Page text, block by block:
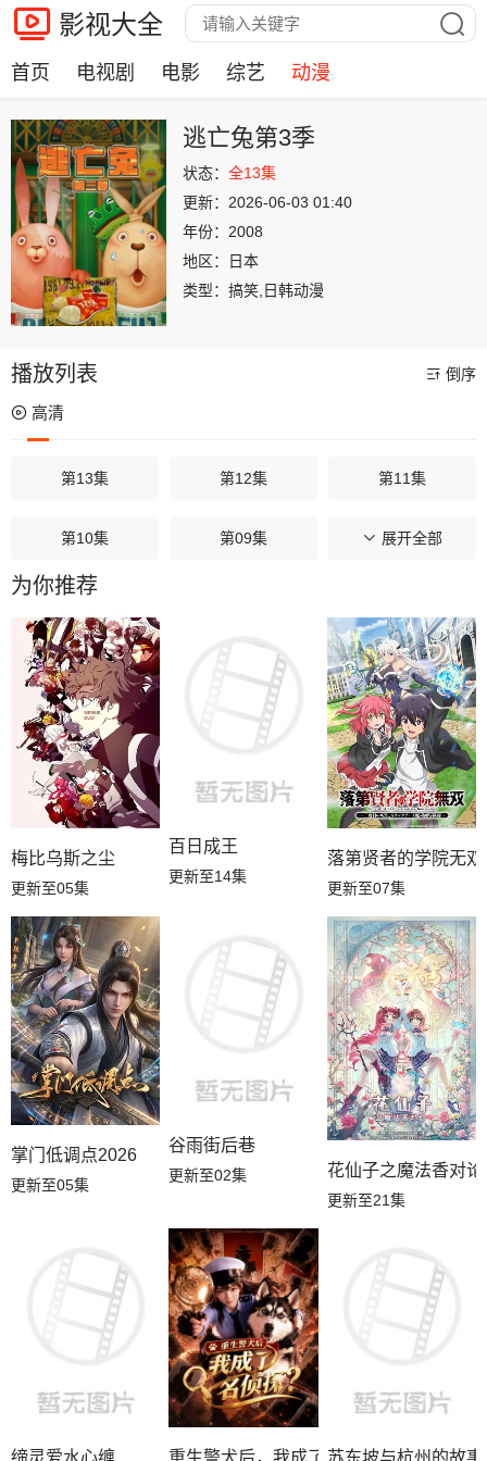
影视大全
首页 电视剧 电影 综艺 动漫
逃亡兔第3季
状态： 全13集
更新： 2026-06-03 01:40
年份： 2008
地区：
日本
类型： 搞笑,日韩动漫
播放列表 倒序
高清
第13集 第12集 第11集
第10集 第09集 第08集
第07集
第04集 第02集
第01集
展开全部
为你推荐
梅比乌斯之尘
更新至05集
百日成王
更新至14集
落第贤者的学院无
更新至07集
掌门低调点2026
更新至05集
谷雨街后巷
更新至02集 花仙子之魔法香对论
更新至21集
缔灵爱水心缠 重生警犬后，我成了名侦探？苏东坡与杭州的故事